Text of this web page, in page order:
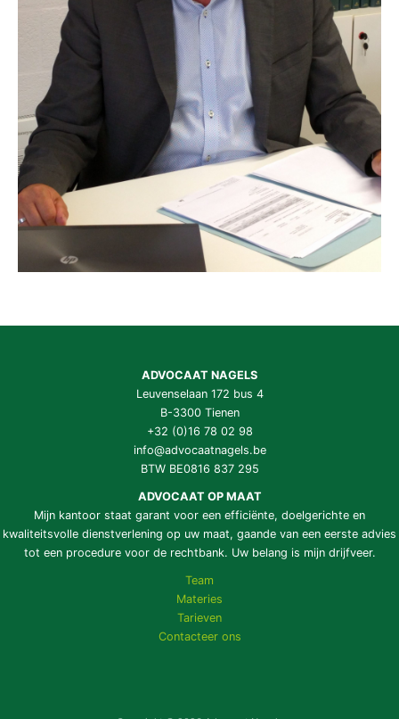
ADVOCAAT NAGELS
Leuvenselaan 172 bus 4
B-3300 Tienen
+32 (0)16 78 02 98
info@advocaatnagels.be
BTW BE0816 837 295
ADVOCAAT OP MAAT
Mijn kantoor staat garant voor een efficiënte, doelgerichte en
kwaliteitsvolle dienstverlening op uw maat, gaande van een eerste advies
tot een procedure voor de rechtbank. Uw belang is mijn drijfveer.
Team
Materies
Tarieven
Contacteer ons